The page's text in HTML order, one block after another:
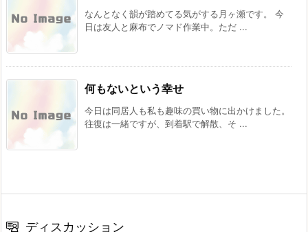
なんとなく韻が踏めてる気がする月ヶ瀬です。 今
日は友人と麻布でノマド作業中。ただ ...
何もないという幸せ
今日は同居人も私も趣味の買い物に出かけました。
往復は一緒ですが、到着駅で解散、そ ...
ディスカッション